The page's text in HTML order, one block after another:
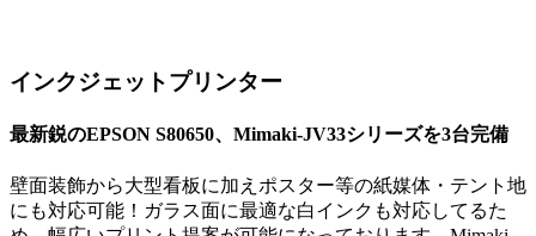
インクジェットプリンター
最新鋭のEPSON S80650、Mimaki-JV33シリーズを3台完備
壁面装飾から大型看板に加えポスター等の紙媒体・テント地
にも対応可能！ガラス面に最適な白インクも対応してるた